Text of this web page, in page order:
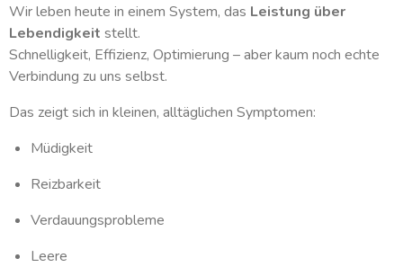
Wir leben heute in einem System, das Leistung über
Lebendigkeit stellt.
Schnelligkeit, Effizienz, Optimierung – aber kaum noch echte
Verbindung zu uns selbst.
Das zeigt sich in kleinen, alltäglichen Symptomen:
Müdigkeit
Reizbarkeit
Verdauungsprobleme
Leere